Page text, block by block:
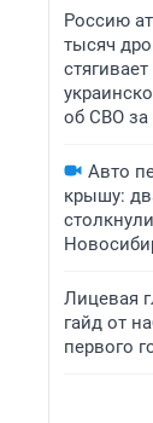
Россию
тысяч
об СВО
Авто
крышу:
Лицевая
гайд от
первого